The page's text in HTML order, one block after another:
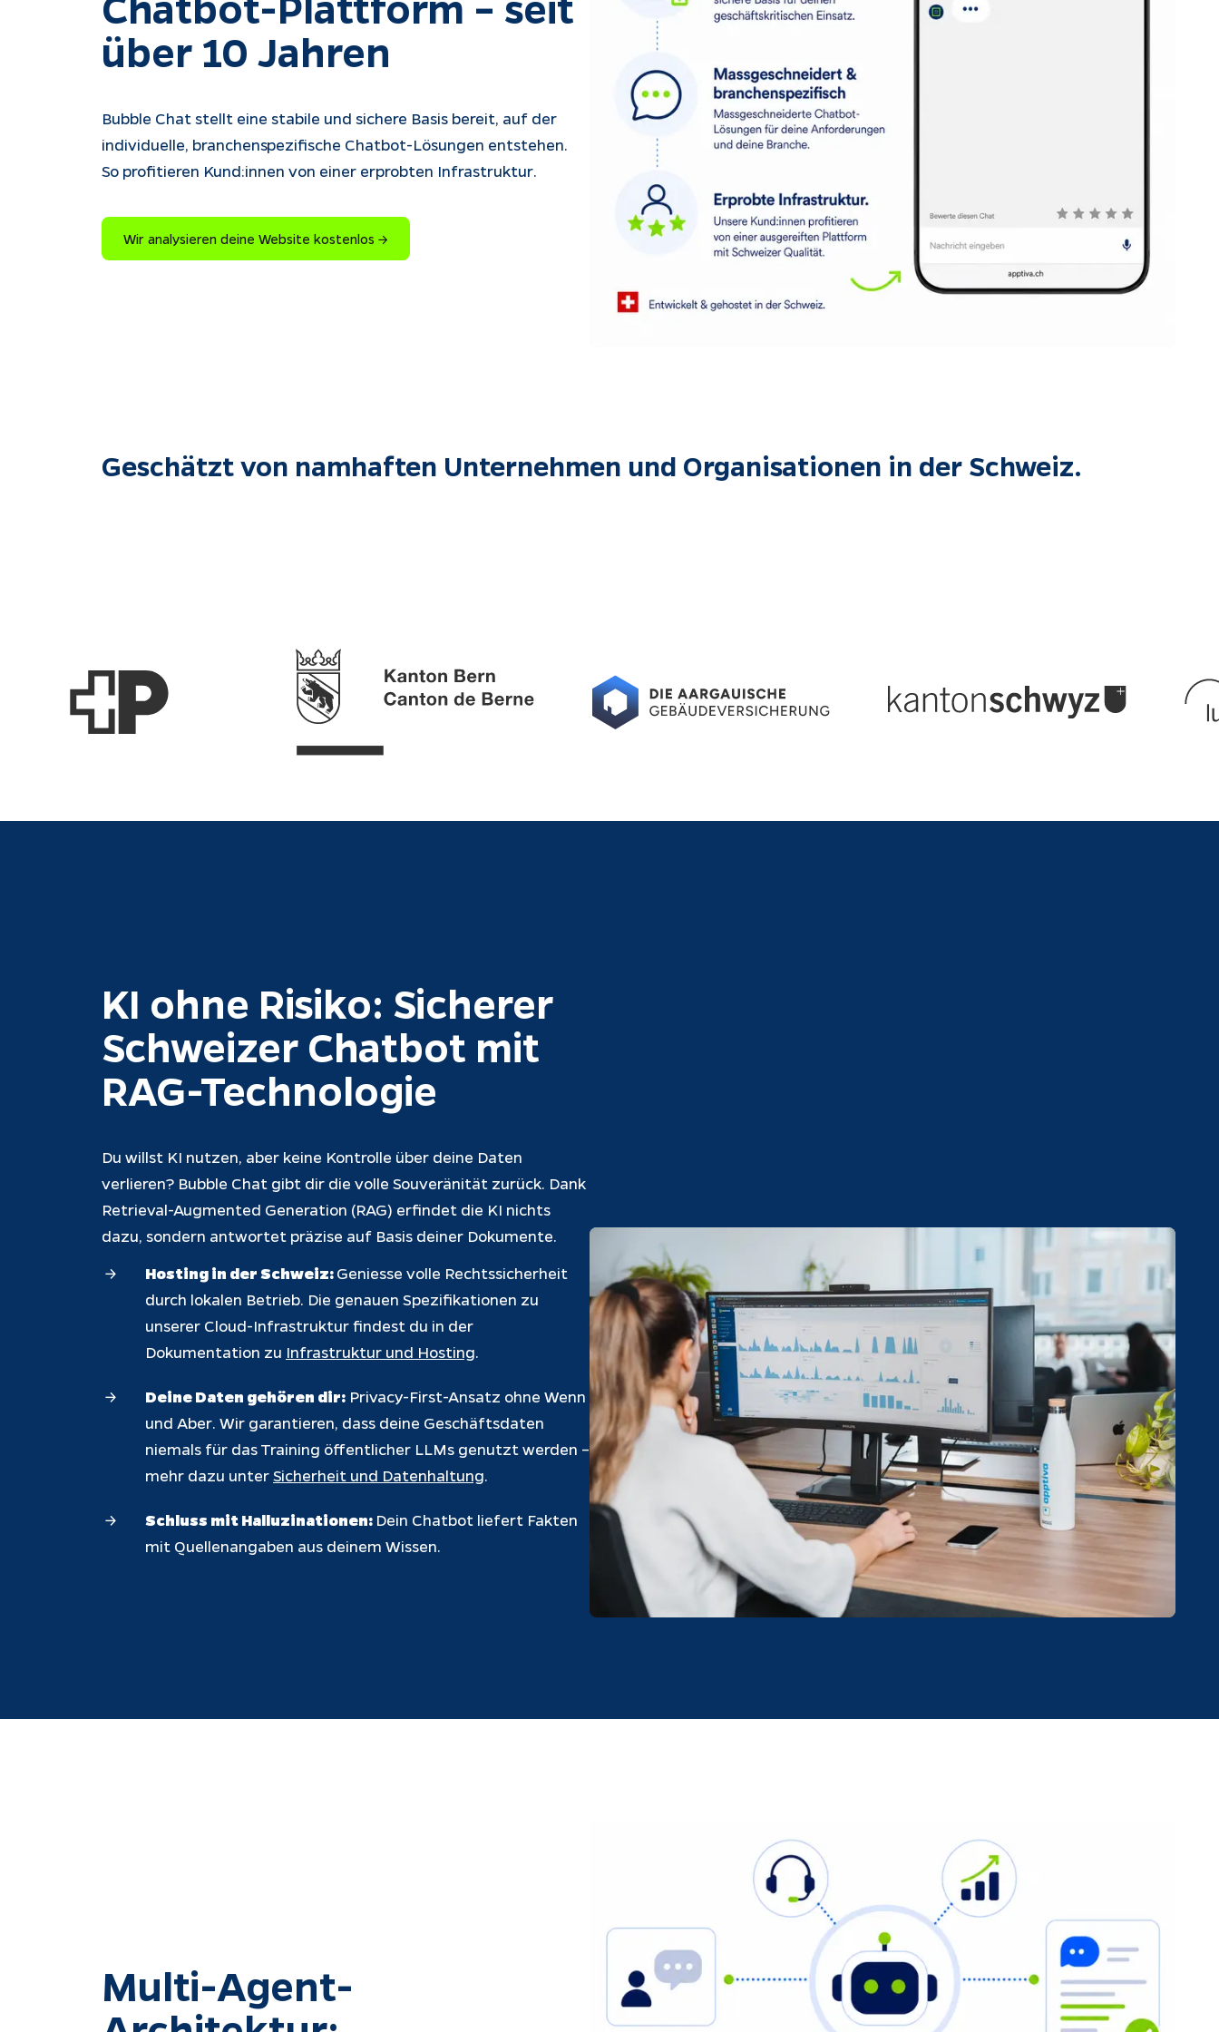
über 10 Jahren
Bubble Chat stellt eine stabile und sichere Basis bereit, auf der
individuelle, branchenspezifische Chatbot-Lösungen entstehen.
So profitieren Kund:innen von einer erprobten Infrastruktur.
Wir analysieren deine Website kostenlos →
Geschätzt von namhaften Unternehmen und Organisationen in der Schweiz.
KI ohne Risiko: Sicherer
Schweizer Chatbot mit
RAG-Technologie
Du willst KI nutzen, aber keine Kontrolle über deine Daten
verlieren? Bubble Chat gibt dir die volle Souveränität zurück. Dank
Retrieval-Augmented Generation (RAG) erfindet die KI nichts
dazu, sondern antwortet präzise auf Basis deiner Dokumente.
Hosting in der Schweiz:Geniesse volle Rechtssicherheit
durch lokalen Betrieb. Die genauen Spezifikationen zu
unserer Cloud-Infrastruktur findest du in der
Dokumentation zu Infrastruktur und Hosting.
Deine Daten gehören dir: Privacy-First-Ansatz ohne Wenn
und Aber. Wir garantieren, dass deine Geschäftsdaten
niemals für das Training öffentlicher LLMs genutzt werden –
mehr dazu unterSicherheit und Datenhaltung.
Schluss mit Halluzinationen: Dein Chatbot liefert Fakten
mit Quellenangaben aus deinem Wissen.
Multi-Agent-